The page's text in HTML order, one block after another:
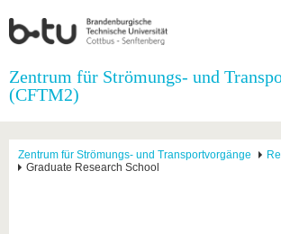
Startseite
Universität
Struktur
Forschung
Forschung
Studium
Vor dem
International
Profil
Zentrum für Strömungs- und
(CFTM2)
Zentrum für Strömungs- und Transportvorgänge
Graduate Research School